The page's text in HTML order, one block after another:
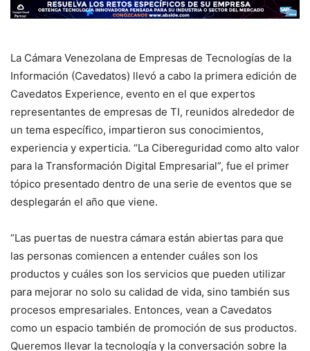
La Cámara Venezolana de Empresas de Tecnologías de la
Información (Cavedatos) llevó a cabo la primera edición de
Cavedatos Experience, evento en el que expertos
representantes de empresas de TI, reunidos alrededor de
un tema específico, impartieron sus conocimientos,
experiencia y experticia. “La Cibereguridad como alto valor
para la Transformación Digital Empresarial”, fue el primer
tópico presentado dentro de una serie de eventos que se
desplegarán el año que viene.
“Las puertas de nuestra cámara están abiertas para que
las personas comiencen a entender cuáles son los
productos y cuáles son los servicios que pueden utilizar
para mejorar no solo su calidad de vida, sino también sus
procesos empresariales. Entonces, vean a Cavedatos
como un espacio también de promoción de sus productos.
Queremos llevar la tecnología y la conversación sobre la